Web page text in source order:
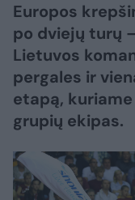
Europos
po dviejų turų
Lietuvos
pergales ir
etapą,
grupių ekipas.